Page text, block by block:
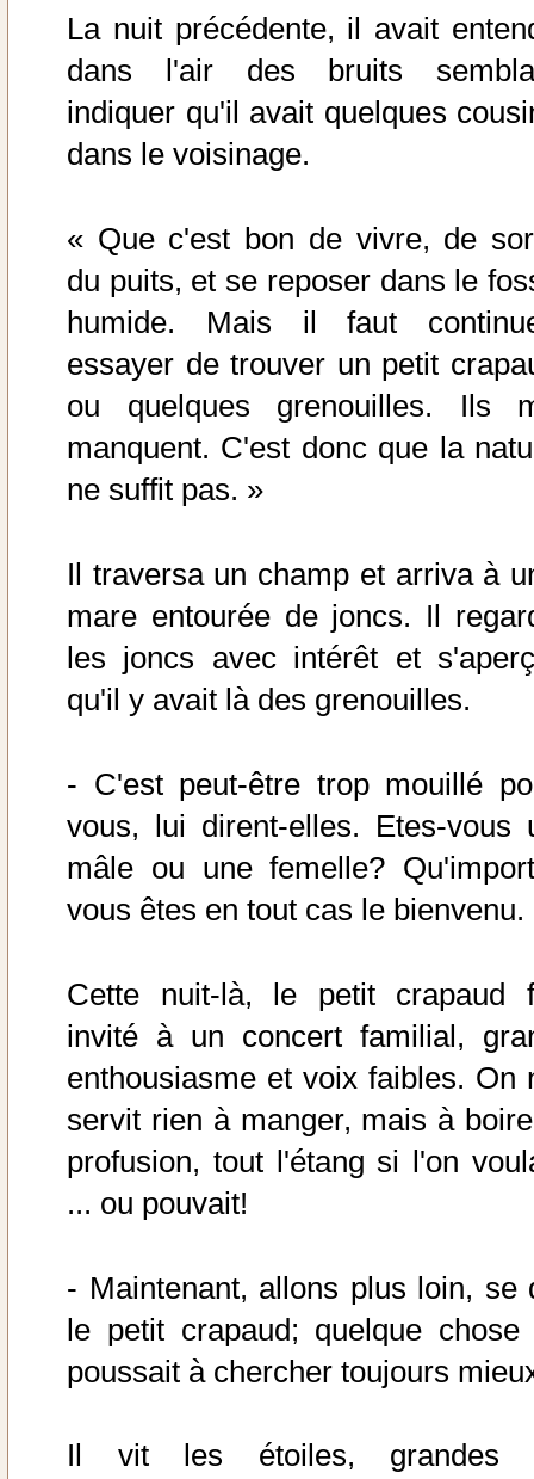
La nuit précédente, il avait
dans l'air des bruits
indiquer qu'il avait quelques
dans le voisinage.
« Que c'est bon de vivre, de
du puits, et se reposer dans le
humide. Mais il faut
essayer de trouver un petit
ou quelques grenouilles. Ils
manquent. C'est donc que la
ne suffit pas. »
Il traversa un champ et arriva à
mare entourée de joncs. Il
les joncs avec intérêt et
qu'il y avait là des grenouilles.
- C'est peut-être trop mouillé
vous, lui dirent-elles. Etes-vous
mâle ou une femelle?
vous êtes en tout cas le bienvenu.
Cette nuit-là, le petit crapaud
invité à un concert familial,
enthousiasme et voix faibles. On
servit rien à manger, mais à
profusion, tout l'étang si l'on
... ou pouvait!
- Maintenant, allons plus loin, se
le petit crapaud; quelque chose
poussait à chercher toujours
Il vit les étoiles, grandes